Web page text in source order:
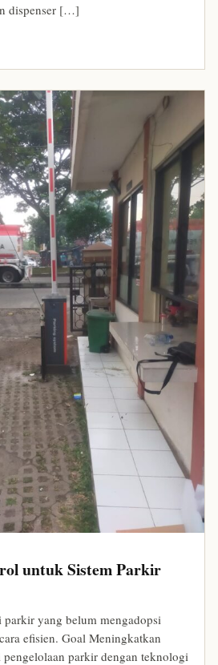
dispenser […]
untuk Sistem Parkir
yang belum mengadopsi
efisien. Goal Meningkatkan
parkir dengan teknologi